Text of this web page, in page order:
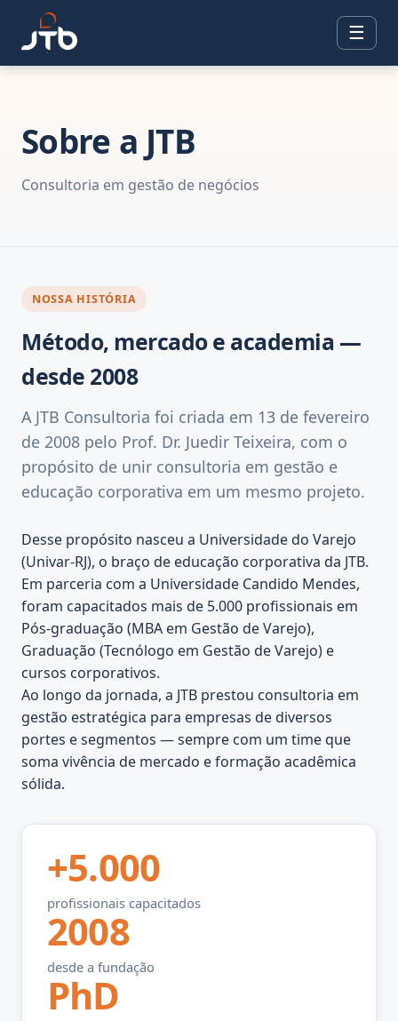
☰
Sobre a JTB
Consultoria em gestão de negócios
NOSSA HISTÓRIA
Método, mercado e academia —
desde 2008
A JTB Consultoria foi criada em 13 de fevereiro
de 2008 pelo Prof. Dr. Juedir Teixeira, com o
propósito de unir consultoria em gestão e
educação corporativa em um mesmo projeto.
Desse propósito nasceu a Universidade do Varejo
(Univar-RJ), o braço de educação corporativa da JTB.
Em parceria com a Universidade Candido Mendes,
foram capacitados mais de 5.000 profissionais em
Pós-graduação (MBA em Gestão de Varejo),
Graduação (Tecnólogo em Gestão de Varejo) e
cursos corporativos.
Ao longo da jornada, a JTB prestou consultoria em
gestão estratégica para empresas de diversos
portes e segmentos — sempre com um time que
soma vivência de mercado e formação acadêmica
sólida.
+5.000
profissionais capacitados
2008
desde a fundação
PhD